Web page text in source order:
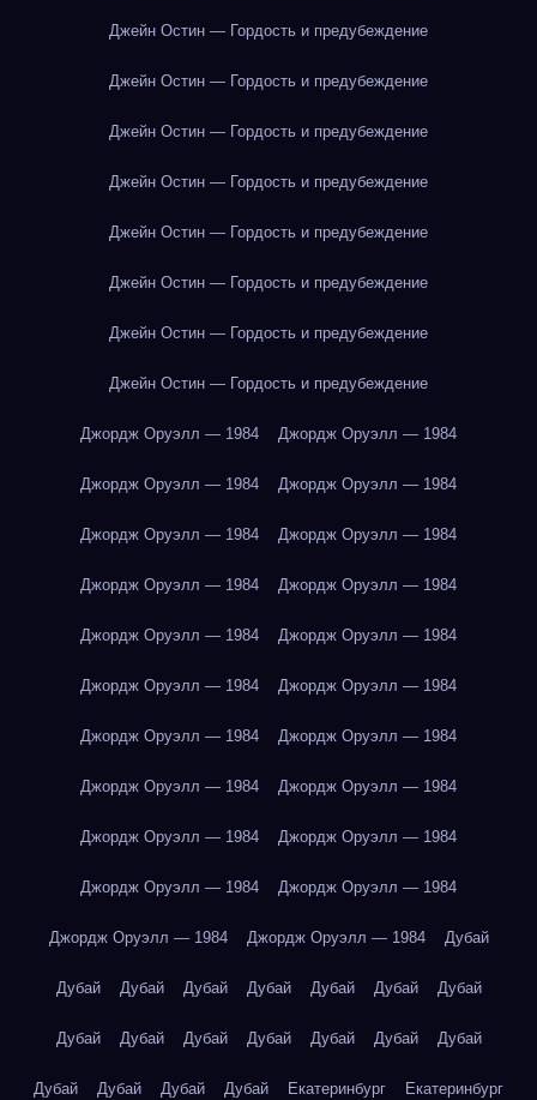
Джейн Остин — Гордость и предубеждение
Джейн Остин — Гордость и предубеждение
Джейн Остин — Гордость и предубеждение
Джейн Остин — Гордость и предубеждение
Джейн Остин — Гордость и предубеждение
Джейн Остин — Гордость и предубеждение
Джейн Остин — Гордость и предубеждение
Джейн Остин — Гордость и предубеждение
Джордж Оруэлл — 1984 Джордж Оруэлл — 1984
Джордж Оруэлл — 1984 Джордж Оруэлл — 1984
Джордж Оруэлл — 1984 Джордж Оруэлл — 1984
Джордж Оруэлл — 1984 Джордж Оруэлл — 1984
Джордж Оруэлл — 1984 Джордж Оруэлл — 1984
Джордж Оруэлл — 1984 Джордж Оруэлл — 1984
Джордж Оруэлл — 1984 Джордж Оруэлл — 1984
Джордж Оруэлл — 1984 Джордж Оруэлл — 1984
Джордж Оруэлл — 1984 Джордж Оруэлл — 1984
Джордж Оруэлл — 1984 Джордж Оруэлл — 1984
Джордж Оруэлл — 1984 Джордж Оруэлл — 1984 Дубай
Дубай Дубай Дубай Дубай Дубай Дубай Дубай
Дубай Дубай Дубай Дубай Дубай Дубай Дубай
Дубай Дубай Дубай Дубай Екатеринбург Екатеринбург